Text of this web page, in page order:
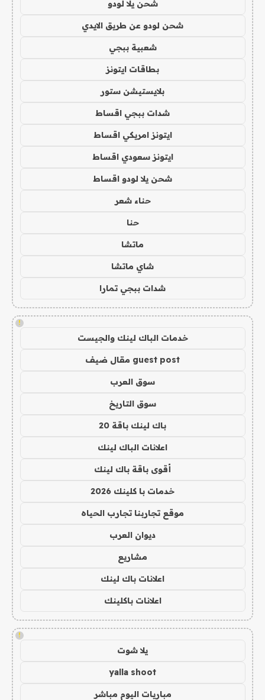
شحن يلا لودو
شحن لودو عن طريق الايدي
شعبية ببجي
بطاقات ايتونز
بلايستيشن ستور
شدات ببجي اقساط
ايتونز امريكي اقساط
ايتونز سعودي اقساط
شحن يلا لودو اقساط
حناء شعر
حنا
ماتشا
شاي ماتشا
شدات ببجي تمارا
!
خدمات الباك لينك والجيست
guest post مقال ضيف
سوق العرب
سوق التاريخ
باك لينك باقة 20
اعلانات الباك لينك
أقوى باقة باك لينك
خدمات با كلينك 2026
موقع تجاربنا تجارب الحياه
ديوان العرب
مشاريع
اعلانات باك لينك
اعلانات باكلينك
!
يلا شوت
yalla shoot
مباريات اليوم مباشر